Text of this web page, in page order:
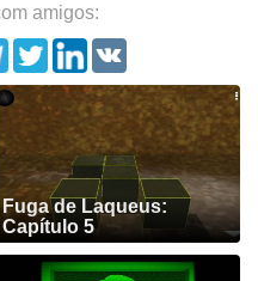
amigos:
Fuga de Laqueus:
Capítulo 5